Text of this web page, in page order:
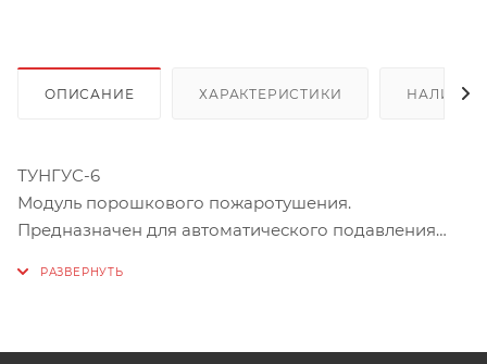
ОПИСАНИЕ ХАРАКТЕРИСТИКИ НАЛИЧИЕ
ТУНГУС-6
Модуль порошкового пожаротушения.
Предназначен для автоматического подавления